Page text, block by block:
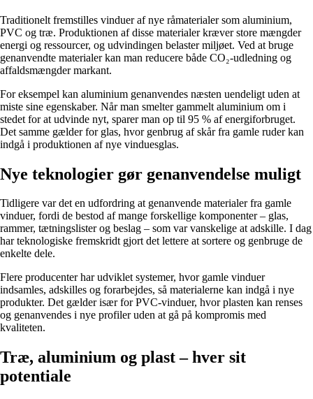
Traditionelt fremstilles vinduer af nye råmaterialer som aluminium,
PVC og træ. Produktionen af disse materialer kræver store mængder
energi og ressourcer, og udvindingen belaster miljøet. Ved at bruge
genanvendte materialer kan man reducere både CO₂-udledning og
affaldsmængder markant.
For eksempel kan aluminium genanvendes næsten uendeligt uden at
miste sine egenskaber. Når man smelter gammelt aluminium om i
stedet for at udvinde nyt, sparer man op til 95 % af energiforbruget.
Det samme gælder for glas, hvor genbrug af skår fra gamle ruder kan
indgå i produktionen af nye vinduesglas.
Nye teknologier gør genanvendelse muligt
Tidligere var det en udfordring at genanvende materialer fra gamle
vinduer, fordi de bestod af mange forskellige komponenter – glas,
rammer, tætningslister og beslag – som var vanskelige at adskille. I dag
har teknologiske fremskridt gjort det lettere at sortere og genbruge de
enkelte dele.
Flere producenter har udviklet systemer, hvor gamle vinduer
indsamles, adskilles og forarbejdes, så materialerne kan indgå i nye
produkter. Det gælder især for PVC-vinduer, hvor plasten kan renses
og genanvendes i nye profiler uden at gå på kompromis med
kvaliteten.
Træ, aluminium og plast – hver sit
potentiale